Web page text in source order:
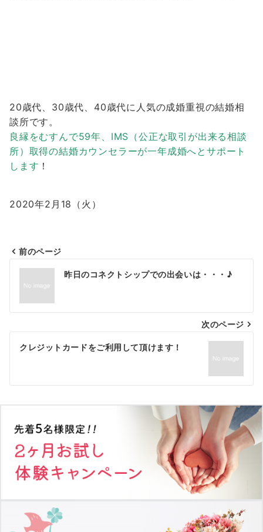
20歳代、30歳代、40歳代に人気の成婚重視の結婚相
談所です。
良縁をむすんで59年、IMS（公正な取引が出来る相談
所）取得の結婚カウンセラーが一年成婚へとサポート
します ！
2020年2月18（火 ）
投
ナ
ビ
ゲ
シ
ョ
ン
前のページ
昨日のコネクトシップでの出会いは・・・♪
次のページ
クレジットカードをご利用して頂けます！